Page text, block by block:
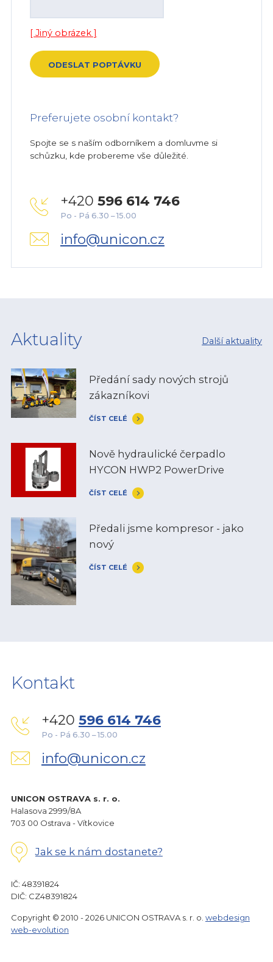
[ Jiný obrázek ]
Preferujete osobní kontakt?
Spojte se s naším odborníkem a domluvme si
schůzku, kde probereme vše důležité.
+420 596 614 746
Po - Pá 6.30 – 15.00
info@unicon.cz
Další aktuality
Aktuality
Předání sady nových strojů
zákazníkovi
ČÍST CELÉ
Nově hydraulické čerpadlo
HYCON HWP2 PowerDrive
ČÍST CELÉ
Předali jsme kompresor - jako
nový
ČÍST CELÉ
Kontakt
+420 596 614 746
Po - Pá 6.30 – 15.00
info@unicon.cz
UNICON OSTRAVA s. r. o.
Halasova 2999/8A
703 00 Ostrava - Vítkovice
Jak se k nám dostanete?
IČ: 48391824
DIČ: CZ48391824
Copyright © 2010 - 2026 UNICON OSTRAVA s. r. o. webdesign
web-evolution